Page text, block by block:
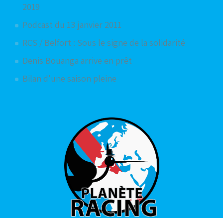
2019
Podcast du 13 janvier 2011
RCS / Belfort : Sous le signe de la solidarité
Denis Bouanga arrive en prêt
Bilan d'une saison pleine